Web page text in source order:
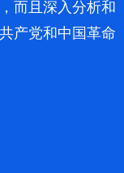
而且深入分析和
产党和中国革命